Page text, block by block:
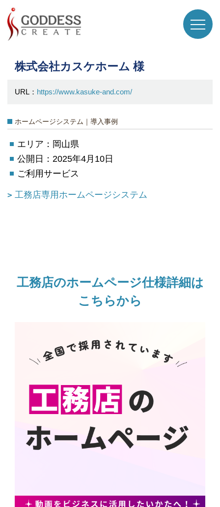
株式会社カスケホーム 様
URL： https://www.kasuke-and.com/
ホームページシステム｜導入事例
エリア：岡山県
公開日：2025年4月10日
ご利用サービス
工務店専用ホームページシステム
工務店のホームページ仕様詳細は
こちらから